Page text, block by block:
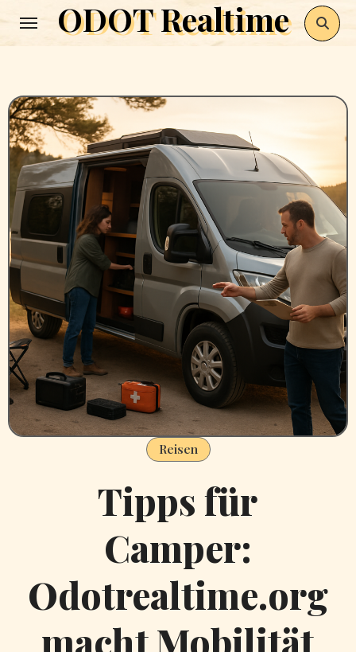
Inhalt
ODOT Realtime
Reisen
Tipps für
Camper:
Odotrealtime.org
macht Mobilität